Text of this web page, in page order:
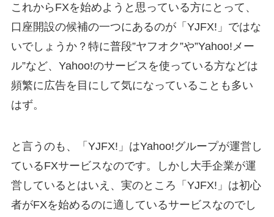
これからFXを始めようと思っている方にとって、
口座開設の候補の一つにあるのが「YJFX!」ではな
いでしょうか？特に普段”ヤフオク”や”Yahoo!メー
ル”など、Yahoo!のサービスを使っている方などは
頻繁に広告を目にして気になっていることも多い
はず。
と言うのも、「YJFX!」はYahoo!グループが運営し
ているFXサービスなのです。しかし大手企業が運
営しているとはいえ、実のところ「YJFX!」は初心
者がFXを始めるのに適しているサービスなのでし